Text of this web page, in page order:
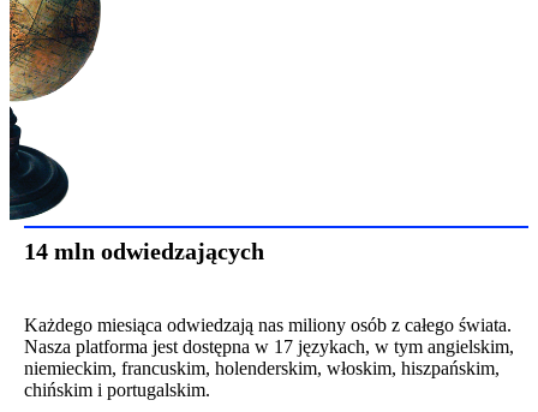
14 mln odwiedzających
Każdego miesiąca odwiedzają nas miliony osób z całego świata.
Nasza platforma jest dostępna w 17 językach, w tym angielskim,
niemieckim, francuskim, holenderskim, włoskim, hiszpańskim,
chińskim i portugalskim.